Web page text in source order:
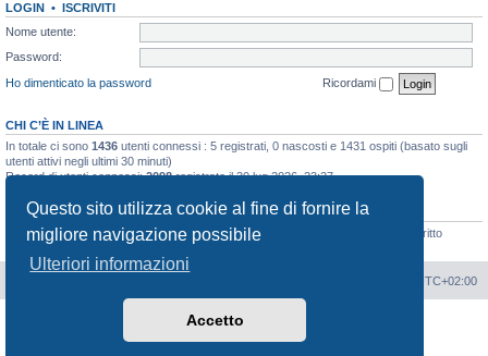
Questo sito utilizza cookie al fine di fornire la
migliore navigazione possibile
Ulteriori informazioni
Accetto
LOGIN • ISCRIVITI
Nome utente:
Password:
Ho dimenticato la password
Ricordami
CHI C’È IN LINEA
In totale ci sono 1436 utenti connessi : 5 registrati, 0 nascosti e 1431 ospiti (basato sugli
utenti attivi negli ultimi 30 minuti)
Record di utenti connessi:2098registrato il 30 lug 2026, 23:27
STATISTICHE
Totale messaggi189350• Totale argomenti 8226
• Ultimo iscritto
UTC+02:00
phpBB® Forum Software © phpBB Limited
phpBB-Italia.it